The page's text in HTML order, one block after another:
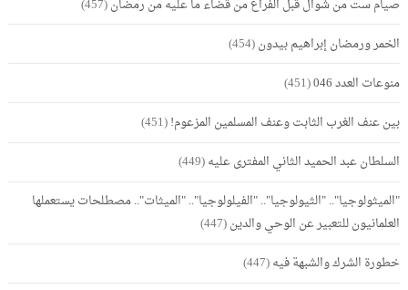
صيام ست من شوال قبل الفراغ من قضاء ما عليه من رمضان(457)
الخمر ورمضان إبراهيم بيدون(454)
منوعات العدد 046
(451)
بين عنف الغرب الثابت وعنف المسلمين المزعوم!(451)
السلطان عبد الحميد الثاني المفترى عليه(449)
"الميثولوجيا".. "الثيولوجيا".. "الفيلولوجيا".. "الميثات".. مصطلحات يستعملها
العلمانيون للتعبير عن الوحي والدين(447)
خطورة الشرك والشبهة فيه(447)